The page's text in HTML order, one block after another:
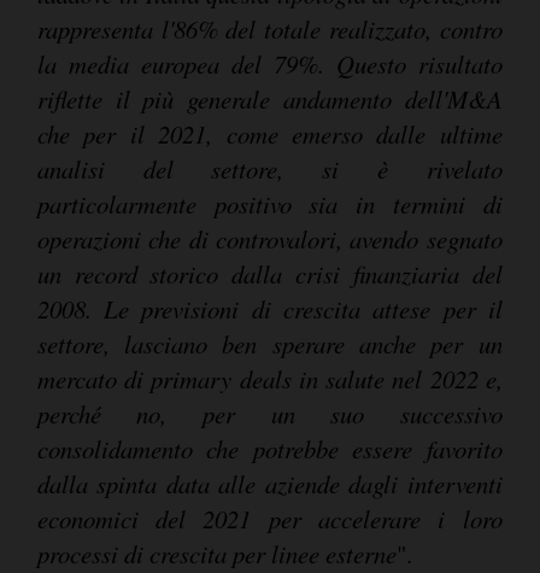
rappresenta l'86% del totale realizzato, contro
la media europea del 79%. Questo risultato
riflette il più generale andamento dell'M&A
che per il 2021, come emerso dalle ultime
analisi del settore, si è rivelato
particolarmente positivo sia in termini di
operazioni che di controvalori, avendo segnato
un record storico dalla crisi finanziaria del
2008. Le previsioni di crescita attese per il
settore, lasciano ben sperare anche per un
mercato di primary deals in salute nel 2022 e,
perché no, per un suo successivo
consolidamento che potrebbe essere favorito
dalla spinta data alle aziende dagli interventi
economici del 2021 per accelerare i loro
processi di crescita per linee esterne".